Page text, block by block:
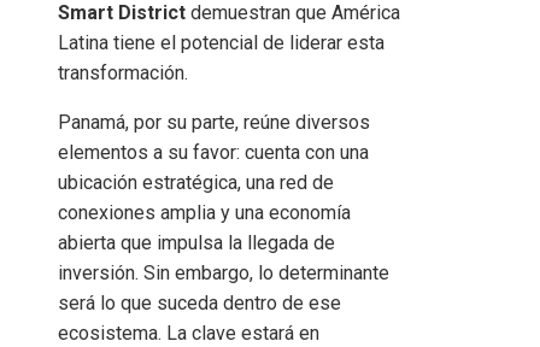
Smart District demuestran que América
Latina tiene el potencial de liderar esta
transformación.
Panamá, por su parte, reúne diversos
elementos a su favor: cuenta con una
ubicación estratégica, una red de
conexiones amplia y una economía
abierta que impulsa la llegada de
inversión. Sin embargo, lo determinante
será lo que suceda dentro de ese
ecosistema. La clave estará en